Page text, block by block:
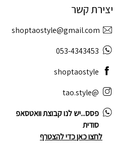
יצירת קשר
shoptaostyle@gmail.com
053-4343453
shoptaostyle
@tao.style
פסס...יש לנו קבוצת וואטסאפ
סודית
לחצו כאן כדי להצטרף